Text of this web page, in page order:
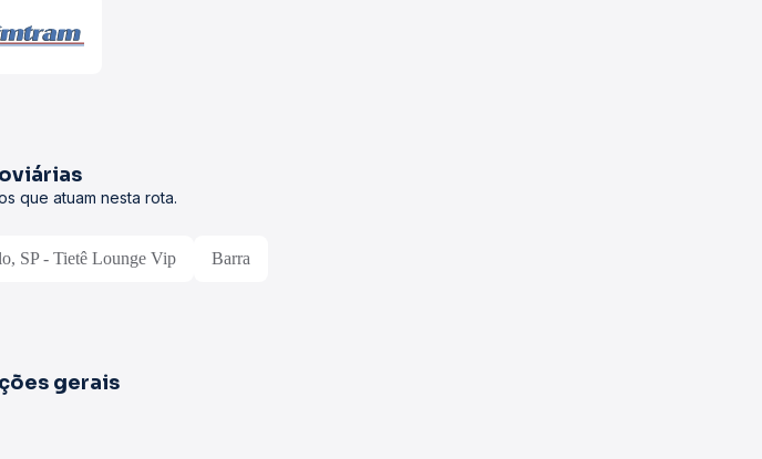
que atuam nesta rota.
SP - Tietê Lounge Vip Barra
gerais